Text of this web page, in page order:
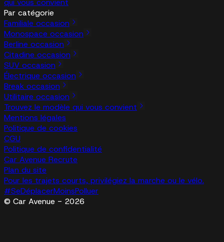
qui vous convient
Par catégorie
Familiale occasion
Monospace occasion
Berline occasion
Citadine occasion
SUV occasion
Électrique occasion
Break occasion
Utilitaire occasion
Trouvez le modèle qui vous convient
Mentions légales
Politique de cookies
CGU
Politique de confidentialité
Car Avenue Recrute
Plan du site
Pour les trajets courts, privilégiez la marche ou le vélo.
#SeDéplacerMoinsPolluer
© Car Avenue - 2026